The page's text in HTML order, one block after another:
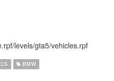
levels/gta5/vehicles.rpf
BMW